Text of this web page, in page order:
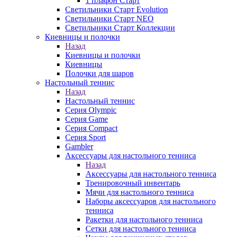
Светильники Старт Evolution
Светильники Старт NEO
Светильники Старт Коллекции
Киевницы и полочки
Назад
Киевницы и полочки
Киевницы
Полочки для шаров
Настольный теннис
Назад
Настольный теннис
Серия Olympic
Серия Game
Серия Compact
Серия Sport
Gambler
Аксессуары для настольного тенниса
Назад
Аксессуары для настольного тенниса
Тренировочный инвентарь
Мячи для настольного тенниса
Наборы аксессуаров для настольного
тенниса
Ракетки для настольного тенниса
Сетки для настольного тенниса